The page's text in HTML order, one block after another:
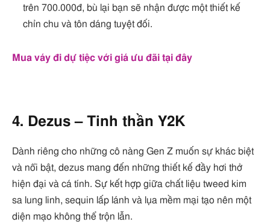
trên 700.000đ, bù lại bạn sẽ nhận được một thiết kế
chỉn chu và tôn dáng tuyệt đối.
Mua váy đi dự tiệc với giá ưu đãi tại đây
4. Dezus – Tinh thần Y2K
Dành riêng cho những cô nàng Gen Z muốn sự khác biệt
và nổi bật, dezus mang đến những thiết kế đầy hơi thở
hiện đại và cá tính. Sự kết hợp giữa chất liệu tweed kim
sa lung linh, sequin lấp lánh và lụa mềm mại tạo nên một
diện mạo không thể trộn lẫn.